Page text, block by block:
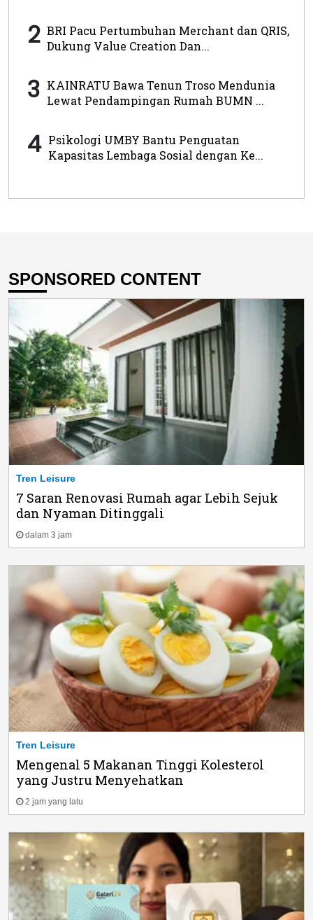
2 BRI Pacu Pertumbuhan Merchant dan QRIS,
Dukung Value Creation Dan...
3 KAINRATU Bawa Tenun Troso Mendunia
Lewat Pendampingan Rumah BUMN ...
4 Psikologi UMBY Bantu Penguatan
Kapasitas Lembaga Sosial dengan Ke...
SPONSORED CONTENT
Tren Leisure
7 Saran Renovasi Rumah agar Lebih Sejuk
dan Nyaman Ditinggali
dalam 3 jam
Tren Leisure
Mengenal 5 Makanan Tinggi Kolesterol
yang Justru Menyehatkan
2 jam yang lalu